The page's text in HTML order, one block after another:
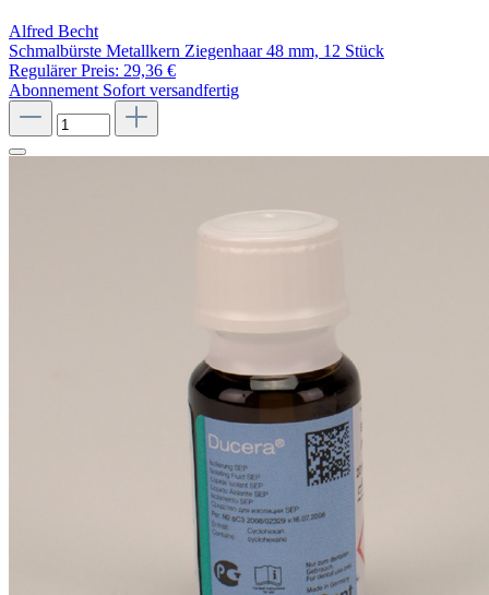
Alfred Becht
Schmalbürste Metallkern Ziegenhaar 48 mm, 12 Stück
Regulärer Preis: 29,36 €
Abonnement Sofort versandfertig